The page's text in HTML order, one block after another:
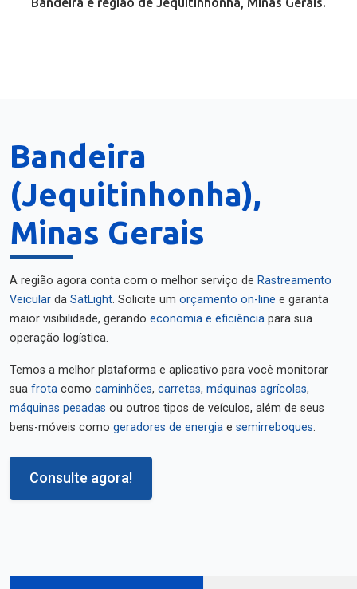
Bandeira
(Jequitinhonha),
Minas Gerais
A região agora conta com o melhor serviço de Rastreamento
Veicular da SatLight. Solicite um orçamento on-line e garanta
maior visibilidade, gerando economia e eficiência para sua
operação logística.
Temos a melhor plataforma e aplicativo para você monitorar
sua frota como caminhões, carretas, máquinas agrícolas,
máquinas pesadas ou outros tipos de veículos, além de seus
bens-móveis como geradores de energia e semirreboques.
Consulte agora!